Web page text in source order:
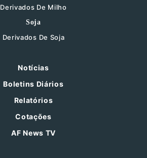
Derivados De Milho
Soja
Derivados De Soja
Notícias
Boletins Diários
Relatórios
Cotações
AF News TV